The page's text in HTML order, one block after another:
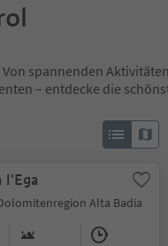
spannenden
– entdecke die
l'Ega
Alta Badia